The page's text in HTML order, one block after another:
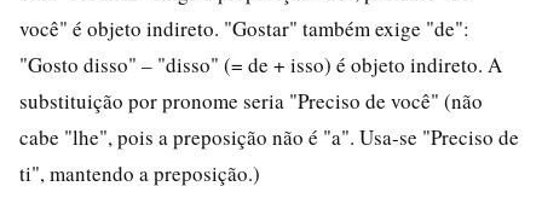
você" é objeto indireto. "Gostar" também exige "de":
"Gosto disso" – "disso" (= de + isso) é objeto indireto. A
substituição por pronome seria "Preciso de você" (não
cabe "lhe", pois a preposição não é "a". Usa-se "Preciso de
ti", mantendo a preposição.)